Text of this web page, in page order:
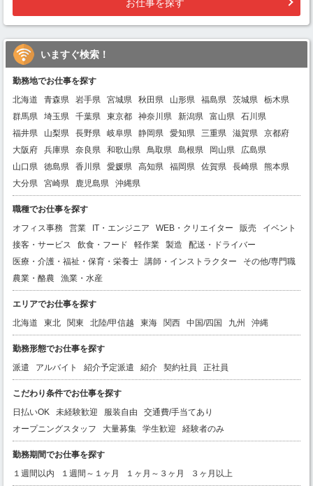
お仕事を探す
いますぐ検索！
勤務地でお仕事を探す
北海道
青森県 岩手県 宮城県 秋田県 山形県 福島県 茨城県
栃木県
群馬県
埼玉県 千葉県 東京都 神奈川県 新潟県 富山県
石川県
福井県
山梨県 長野県 岐阜県 静岡県 愛知県 三重県 滋賀県
京都府
大阪府
兵庫県 奈良県 和歌山県 鳥取県 島根県 岡山県
広島県
山口県
徳島県 香川県 愛媛県 高知県 福岡県 佐賀県 長崎県
熊本県
大分県
宮崎県 鹿児島県 沖縄県
職種でお仕事を探す
オフィス事務
営業 IT・エンジニア WEB・クリエイター 販売
イベント
接客・サービス
飲食・フード 軽作業 製造
配送・ドライバー
医療・介護・福祉・保育・栄養士
講師・インストラクター
その他/専門職
農業・酪農
漁業・水産
エリアでお仕事を探す
北海道
東北 関東 北陸/甲信越 東海 関西 中国/四国 九州 沖縄
勤務形態でお仕事を探す
派遣
アルバイト 紹介予定派遣 紹介 契約社員 正社員
こだわり条件でお仕事を探す
日払いOK
未経験歓迎 服装自由
交通費/手当てあり
オープニングスタッフ
大量募集 学生歓迎 経験者のみ
勤務期間でお仕事を探す
１週間以内
１週間～１ヶ月 １ヶ月～３ヶ月 ３ヶ月以上